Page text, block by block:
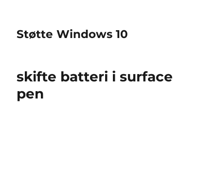
Støtte Windows 10
skifte batteri i surface
pen